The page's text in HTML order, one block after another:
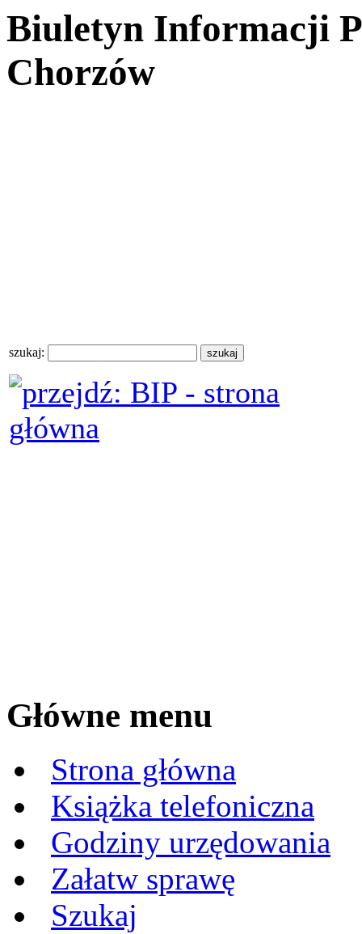
Biuletyn Informacji
Chorzów
szukaj:
Główne menu
Strona główna
Książka telefoniczna
Godziny urzędowania
Załatw sprawę
Szukaj